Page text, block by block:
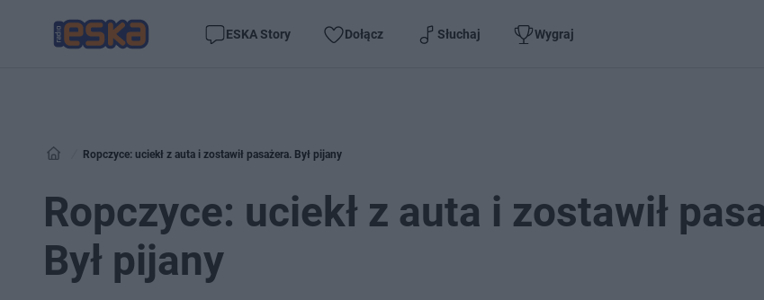
ESKA Story Dołącz Słuchaj Wygraj
Ropczyce: uciekł z auta i zostawił pasażera. Był pijany
Ropczyce: uciekł z auta i zostawił
Był pijany